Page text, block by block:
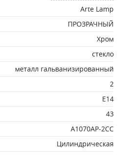
Arte Lamp
ПРОЗРАЧНЫЙ
Хром
стекло
металл гальванизированный
2
E14
43
A1070AP-2CC
Цилиндрическая